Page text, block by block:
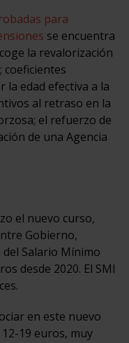
para
se encuentra
la revalorización
coeficientes
la edad efectiva a la
al retraso en la
el refuerzo de
de una Agencia
el nuevo curso,
Gobierno,
Salario Mínimo
desde 2020. El SMI
en este nuevo
19 euros, muy